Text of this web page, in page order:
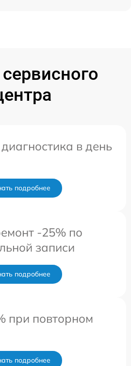
в день
подробнее
-25% по
записи
подробнее
при повторном
подробнее